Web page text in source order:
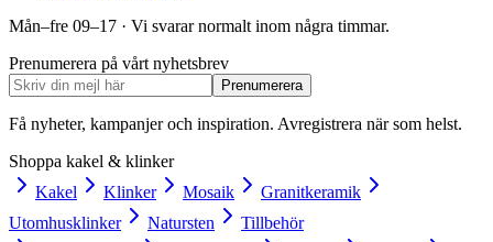
Mån–fre 09–17 · Vi svarar normalt inom några timmar.
Prenumerera på vårt nyhetsbrev
Prenumerera
Få nyheter, kampanjer och inspiration. Avregistrera när som helst.
Shoppa kakel & klinker
Kakel
Klinker Mosaik
Granitkeramik
Utomhusklinker
Natursten
Tillbehör